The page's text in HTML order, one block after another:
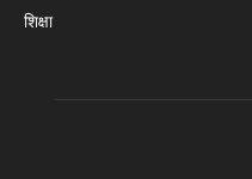
शिक्षा